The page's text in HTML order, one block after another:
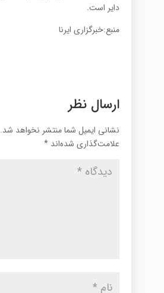
دایر است.
منبع:خبرگزاری ایرنا
ارسال نظر
نشانی ایمیل شما منتشر نخواهد شد.
علامت‌گذاری شده‌اند *